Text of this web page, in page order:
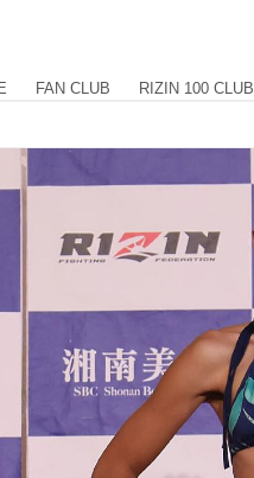
FAN CLUB RIZIN 100 CLUB